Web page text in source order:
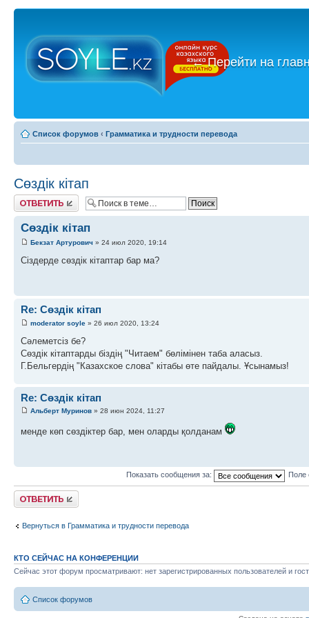
←Перейти на
Список форумов ‹ Грамматика и трудности перевода
Сөздік кітап
Ответить
Сөздік кітап
Бекзат Артурович » 24 июл 2020, 19:14
Cіздерде сөздік кітаптар бар ма?
Re: Сөздік кітап
moderator soyle » 26 июл 2020, 13:24
Сәлеметсіз бе?
Сөздік кітаптарды біздің "Читаем" бөлімінен таба аласыз.
Г.Бельгердің "Казахское слова" кітабы өте пайдалы. Ұсынамыз!
Re: Сөздік кітап
Альберт Муринов » 28 июн 2024, 11:27
менде көп сөздіктер бар, мен оларды қолданам
Показать сообщения за: Поле
Ответить
Вернуться в Грамматика и трудности перевода
КТО СЕЙЧАС НА КОНФЕРЕНЦИИ
Сейчас этот форум просматривают: нет зарегистрированных пользователей и
Список форумов